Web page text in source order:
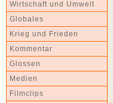
Wirtschaft und Umwelt
Globales
Krieg und Frieden
Kommentar
Glossen
Medien
Filmclips